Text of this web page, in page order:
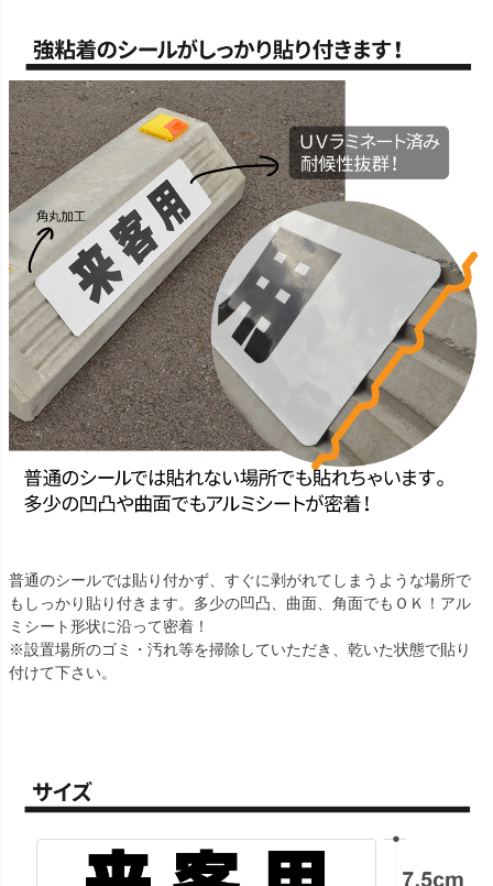
普通のシールでは貼り付かず、すぐに剥がれてしまうような場所で
もしっかり貼り付きます。多少の凹凸、曲面、角面でもＯＫ！アル
ミシート形状に沿って密着！
※設置場所のゴミ・汚れ等を掃除していただき、乾いた状態で貼り
付けて下さい。